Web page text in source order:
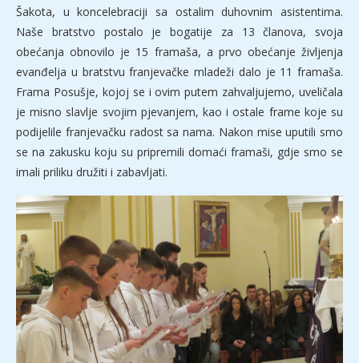
Šakota, u koncelebraciji sa ostalim duhovnim asistentima.
Naše bratstvo postalo je bogatije za 13 članova, svoja
obećanja obnovilo je 15 framaša, a prvo obećanje življenja
evanđelja u bratstvu franjevačke mladeži dalo je 11 framaša.
Frama Posušje, kojoj se i ovim putem zahvaljujemo, uveličala
je misno slavlje svojim pjevanjem, kao i ostale frame koje su
podijelile franjevačku radost sa nama. Nakon mise uputili smo
se na zakusku koju su pripremili domaći framaši, gdje smo se
imali priliku družiti i zabavljati.